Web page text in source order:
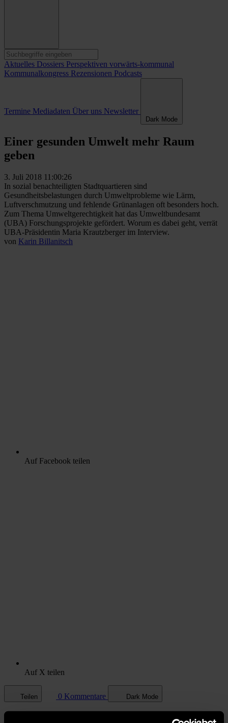
Aktuelles Dossiers Perspektiven vorwärts-kommunal
Kommunalkongress Rezensionen Podcasts
Termine Mediadaten Über uns Newsletter
Dark Mode
Einer gesunden Umwelt mehr Raum
geben
3. Juli 2018 11:00:26
In sozial benachteiligten Stadtquartieren sind
Gesundheitsbelastungen durch Umweltprobleme wie Lärm,
Luftverschmutzung und fehlende Grünanlagen oft besonders hoch.
Zum Thema Umweltgerechtigkeit hat das Umweltbundesamt
(UBA) Forschungsprojekte gefördert. Worum es dabei geht, verrät
UBA-Präsidentin Maria Krautzberger im Interview.
von Karin Billanitsch
Auf Facebook teilen
Auf X teilen
Teilen 0 Kommentare Dark Mode